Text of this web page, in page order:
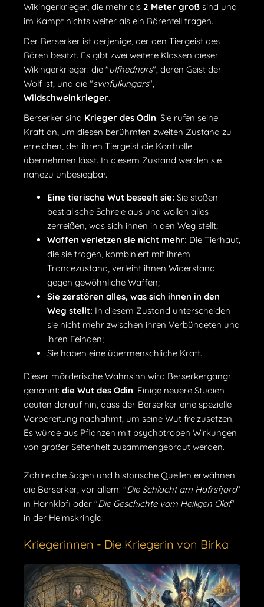
Wikingerkrieger, die mehr als 2 Meter groß sind und
im Kampf nichts weiter als ein Bärenfell tragen.
Der Berserker ist derjenige, der den Tiergeist des
Bären besitzt. Es gibt zwei weitere Klassen dieser
Wikingerkrieger: die "ulfhednars", deren Geist der
Wolf ist, und die "svinfylkingars",
Wildschweinkrieger.
Berserker sind Krieger des Odin. Sie rufen seine
Kraft an, um diesen berühmten zweiten Zustand zu
erreichen, der ihren Tiergeist die Kontrolle
übernehmen lässt. In diesem Zustand werden sie
nahezu unbesiegbar.
Eine tierische Wut beseelt sie: Sie stoßen
bestialische Schreie aus und wollen alles
zerreißen, was sich ihnen in den Weg stellt;
Waffen verletzen sie nicht mehr: Die Tierhaut,
die sie tragen, kombiniert mit ihrem
Trancezustand, verleiht ihnen Widerstand
gegen gewöhnliche Waffen;
Sie zerstören alles, was sich ihnen in den
Weg stellt: In diesem Zustand unterscheiden
sie nicht mehr zwischen ihren Verbündeten und
ihren Feinden;
Sie haben eine übermenschliche Kraft.
Dieser mörderische Wahnsinn wird Berserkergangr
genannt: die Wut des Odin. Einige neuere Studien
deuten darauf hin, dass der Berserker eine spezielle
Vorbereitung nachahmt, um seine Wut freizusetzen.
Es würde aus Pflanzen mit psychotropen Wirkungen
von großer Seltenheit zusammengebraut werden.
Zahlreiche Sagen und historische Quellen erwähnen
die Berserker, vor allem: "Die Schlacht am Hafrsfjord"
in Hornklofi oder "Die Geschichte vom Heiligen Olaf"
in der Heimskringla.
Kriegerinnen - Die Kriegerin von Birka